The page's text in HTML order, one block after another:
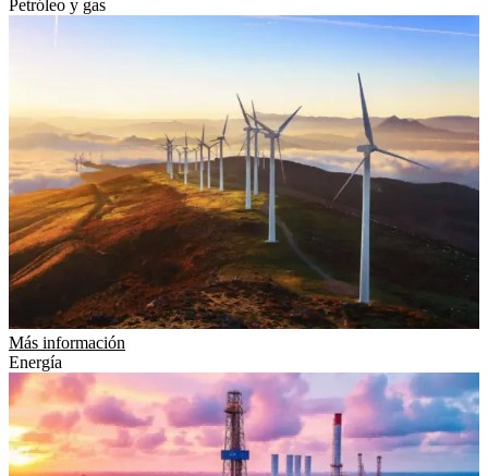
Petróleo y gas
Más información
Energía